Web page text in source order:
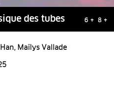
des tubes 6 + 8 +
Maïlys Vallade